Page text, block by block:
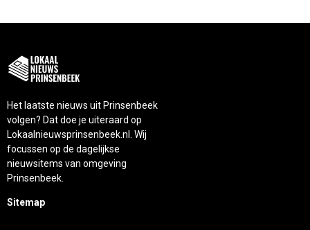
Het laatste nieuws uit Prinsenbeek
volgen? Dat doe je uiteraard op
Lokaalnieuwsprinsenbeek.nl. Wij
focussen op de dagelijkse
nieuwsitems van omgeving
Prinsenbeek.
Sitemap